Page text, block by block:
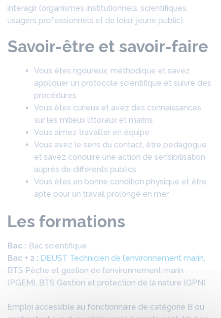
interagir (organismes institutionnels, scientifiques,
usagers professionnels et de loisir, jeune public).
Savoir-être et savoir-faire
Vous êtes rigoureux, méthodique et savez
appliquer un protocole scientifique et suivre des
procédures
Vous êtes curieux et avez des connaissances
sur les milieux littoraux et marins
Vous aimez travailler en équipe
Vous avez le sens du contact, être pédagogue
et savez conduire une action de sensibilisation
auprès de différents publics
Vous êtes en bonne condition physique et être
apte pour un travail prolongé en mer
Les formations
Bac : Bac scientifique
Bac + 2 : DEUST Technicien de l’environnement marin,
BTS Pêche et gestion de l’environnement marin
(PGEM), BTS Gestion et protection de la nature (GPN)
Emploi accessible au fonctionnaire de catégorie B ou